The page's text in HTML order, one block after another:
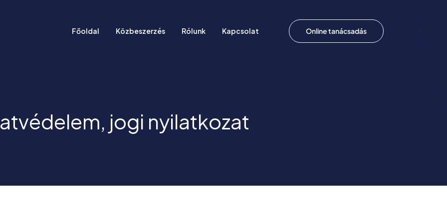
Főoldal Közbeszerzés Rólunk Kapcsolat Online tanácsadás
jogi nyilatkozat